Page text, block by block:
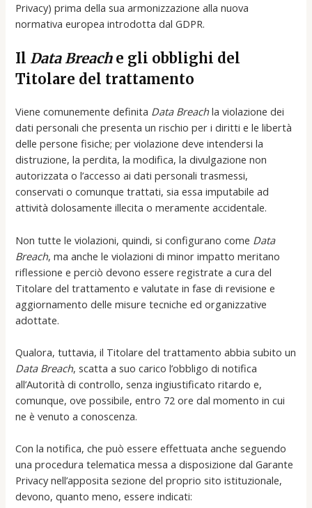
Privacy) prima della sua armonizzazione alla nuova
normativa europea introdotta dal GDPR.
Il Data Breache gli obblighi del
Titolare del trattamento
Viene comunemente definita Data Breach la violazione dei
dati personali che presenta un rischio per i diritti e le libertà
delle persone fisiche; per violazione deve intendersi la
distruzione, la perdita, la modifica, la divulgazione non
autorizzata o l’accesso ai dati personali trasmessi,
conservati o comunque trattati, sia essa imputabile ad
attività dolosamente illecita o meramente accidentale.
Non tutte le violazioni, quindi, si configurano come Data
Breach, ma anche le violazioni di minor impatto meritano
riflessione e perciò devono essere registrate a cura del
Titolare del trattamento e valutate in fase di revisione e
aggiornamento delle misure tecniche ed organizzative
adottate.
Qualora, tuttavia, il Titolare del trattamento abbia subito un
Data Breach, scatta a suo carico l’obbligo di notifica
all’Autorità di controllo, senza ingiustificato ritardo e,
comunque, ove possibile, entro 72 ore dal momento in cui
ne è venuto a conoscenza.
Con la notifica, che può essere effettuata anche seguendo
una procedura telematica messa a disposizione dal Garante
Privacy nell’apposita sezione del proprio sito istituzionale,
devono, quanto meno, essere indicati: